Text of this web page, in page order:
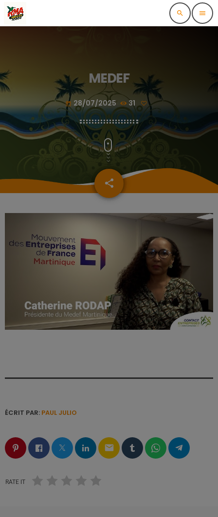
search menu
MEDEF
today 28/07/2025 31
share
email
ÉCRIT PAR: PAUL JULIO
email
RATE IT